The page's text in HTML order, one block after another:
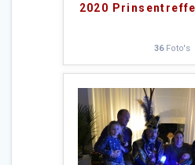
2020
36Foto's